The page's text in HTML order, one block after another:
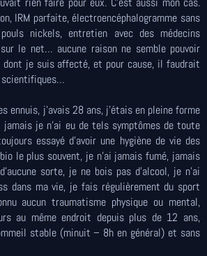
IRM parfaite, électroencéphalogramme sans
nickels, entretien avec des médecins
le net… aucune raison ne semble pouvoir
je suis affecté, et pour cause, il faudrait
scientifiques…
ennuis, j’avais 28 ans, j’étais en pleine forme
je n’ai eu de tels symptômes de toute
essayé d’avoir une hygiène de vie des
le plus souvent, je n’ai jamais fumé, jamais
sorte, je ne bois pas d’alcool, je n’ai
dans ma vie, je fais régulièrement du sport
aucun traumatisme physique ou mental,
au même endroit depuis plus de 12 ans,
stable (minuit – 8h en général) et sans